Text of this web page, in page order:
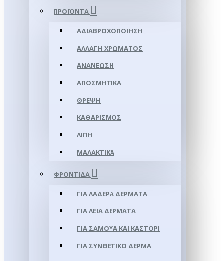
ΠΡΟΪΌΝΤΑ
ΑΔΙΑΒΡΟΧΟΠΟΊΗΣΗ
ΑΛΛΑΓΉ ΧΡΏΜΑΤΟΣ
ΑΝΑΝΈΩΣΗ
ΑΠΟΣΜΗΤΙΚΆ
ΘΡΈΨΗ
ΚΑΘΑΡΙΣΜΌΣ
ΛΊΠΗ
ΜΑΛΑΚΤΙΚΆ
ΦΡΟΝΤΊΔΑ
ΓΙΑ ΛΑΔΕΡΆ ΔΈΡΜΑΤΑ
ΓΙΑ ΛΕΊΑ ΔΈΡΜΑΤΑ
ΓΙΑ ΣΑΜΟΥΑ ΚΑΙ ΚΑΣΤΌΡΙ
ΓΙΑ ΣΥΝΘΕΤΙΚΌ ΔΈΡΜΑ